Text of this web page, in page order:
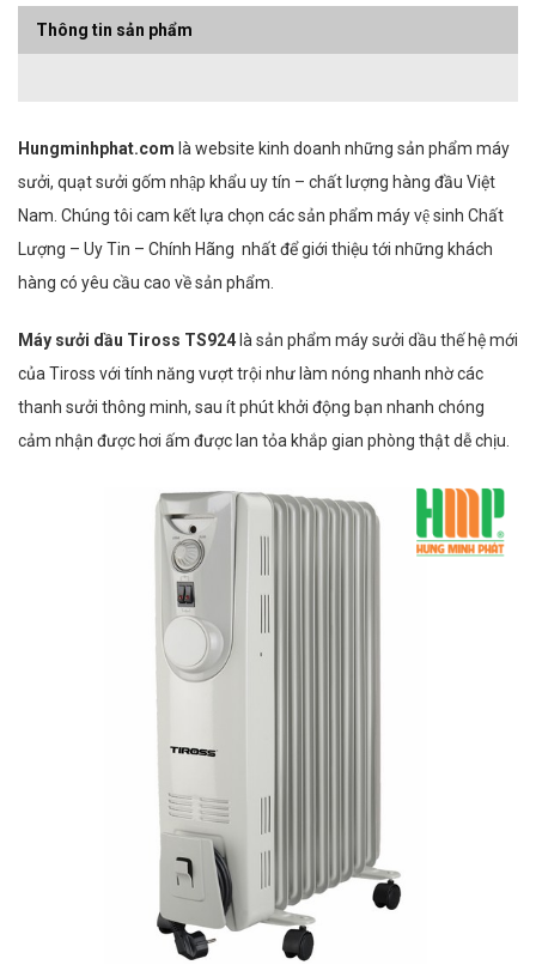
Thông tin sản phẩm
Hungminhphat.com là website kinh doanh những sản phẩm máy
sưởi, quạt sưởi gốm nhập khẩu uy tín – chất lượng hàng đầu Việt
Nam. Chúng tôi cam kết lựa chọn các sản phẩm máy vệ sinh Chất
Lượng – Uy Tin – Chính Hãng nhất để giới thiệu tới những khách
hàng có yêu cầu cao về sản phẩm.
Máy sưởi dầu Tiross TS924 là sản phẩm máy sưởi dầu thế hệ mới
của Tiross với tính năng vượt trội như làm nóng nhanh nhờ các
thanh sưởi thông minh, sau ít phút khởi động bạn nhanh chóng
cảm nhận được hơi ấm được lan tỏa khắp gian phòng thật dễ chịu.